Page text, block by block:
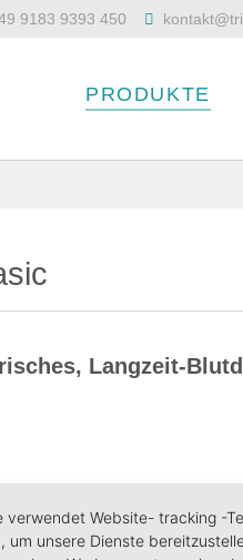
9183 9393 450
PRODUKTE
Langzeit-
verwendet Website- tracking -
um unsere Dienste